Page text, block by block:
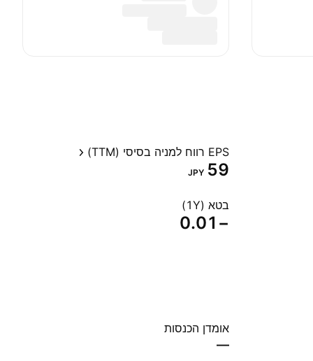
EPS רווח למניה בסיסי (TTM)
59
JPY
בטא (1Y)
−0.01
אומדן הכנסות
—